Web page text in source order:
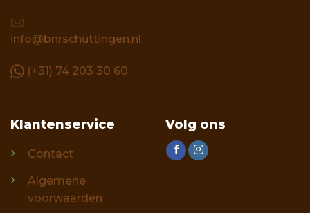
info@bnrschuttingen.nl
(+31) 74 203 30 60
Klantenservice
Contact
Algemene
voorwaarden
Volg ons